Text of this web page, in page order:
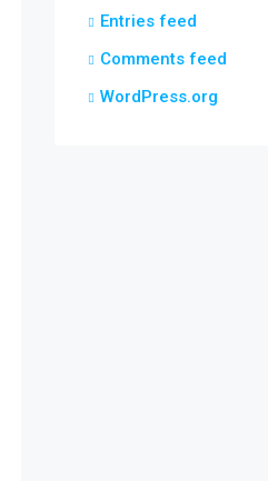
Entries feed
Comments feed
WordPress.org